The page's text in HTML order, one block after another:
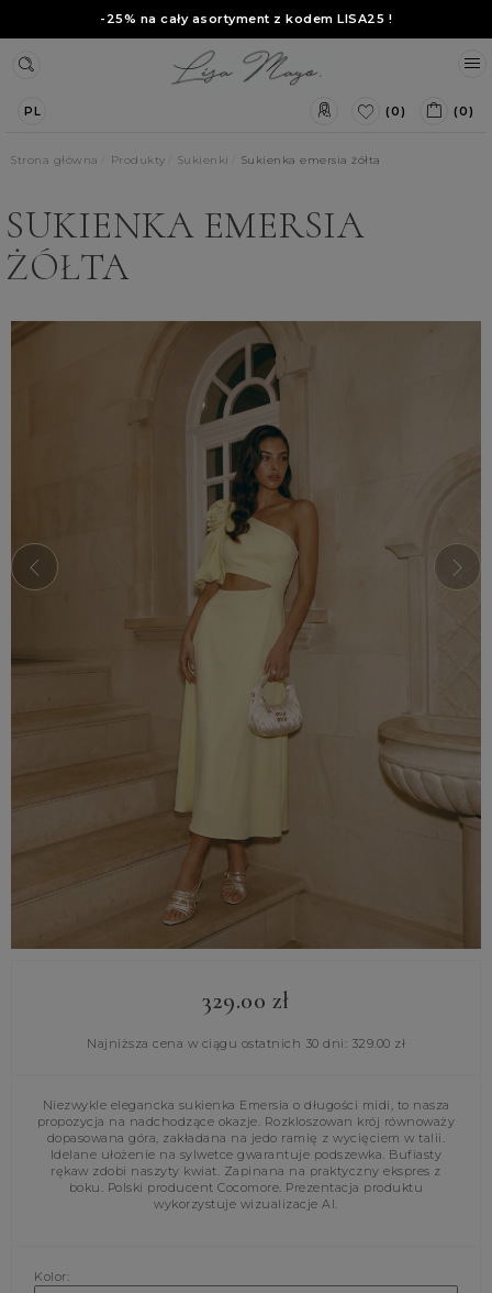
-25% na cały asortyment z kodem LISA25 !
PL (0) (0)
Strona główna Produkty Sukienki Sukienka emersia żółta
SUKIENKA EMERSIA
ŻÓŁTA
329.00 zł
Najniższa cena w ciągu ostatnich 30 dni: 329.00 zł
Niezwykle elegancka sukienka Emersia o długości midi, to nasza
propozycja na nadchodzące okazje. Rozkloszowan krój równoważy
dopasowana góra, zakładana na jedo ramię z wycięciem w talii.
Idelane ułożenie na sylwetce gwarantuje podszewka. Bufiasty
rękaw zdobi naszyty kwiat. Zapinana na praktyczny ekspres z
boku. Polski producent Cocomore. Prezentacja produktu
wykorzystuje wizualizacje AI.
Kolor: